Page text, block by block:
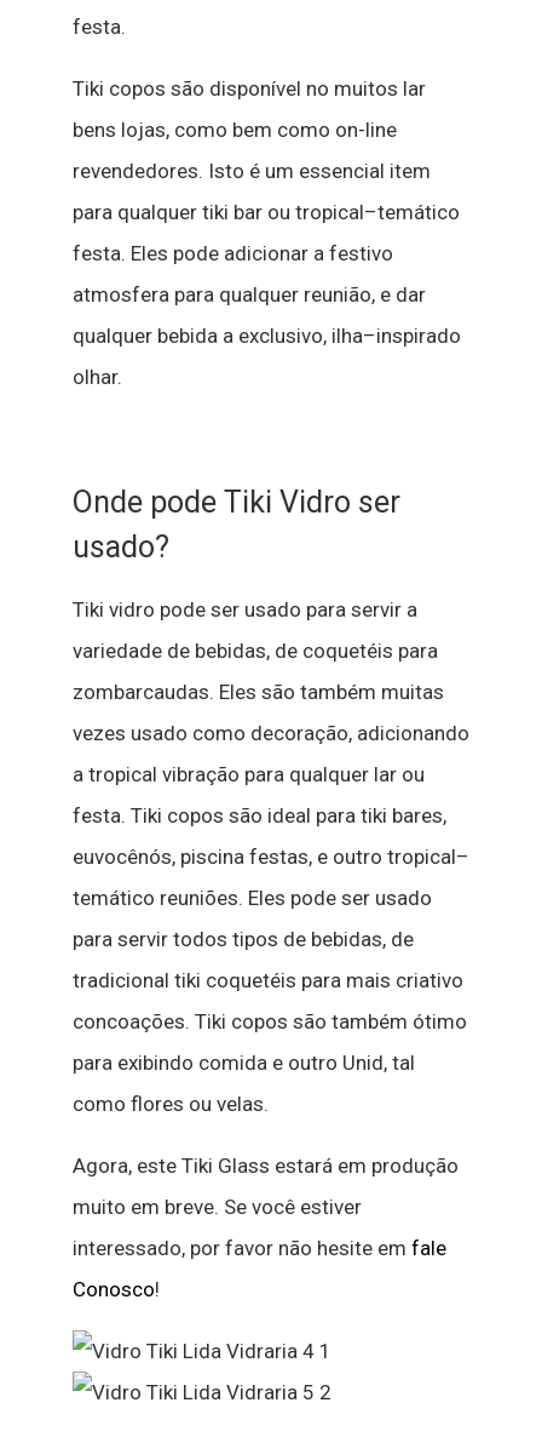
festa.
Tiki copos são disponível no muitos lar
bens lojas, como bem como on-line
revendedores. Isto é um essencial item
para qualquer tiki bar ou tropical–temático
festa. Eles pode adicionar a festivo
atmosfera para qualquer reunião, e dar
qualquer bebida a exclusivo, ilha–inspirado
olhar.
Onde pode Tiki Vidro ser
usado?
Tiki vidro pode ser usado para servir a
variedade de bebidas, de coquetéis para
zombarcaudas. Eles são também muitas
vezes usado como decoração, adicionando
a tropical vibração para qualquer lar ou
festa. Tiki copos são ideal para tiki bares,
euvocênós, piscina festas, e outro tropical–
temático reuniões. Eles pode ser usado
para servir todos tipos de bebidas, de
tradicional tiki coquetéis para mais criativo
concoações. Tiki copos são também ótimo
para exibindo comida e outro Unid, tal
como flores ou velas.
Agora, este Tiki Glass estará em produção
muito em breve. Se você estiver
interessado, por favor não hesite em fale
Conosco!